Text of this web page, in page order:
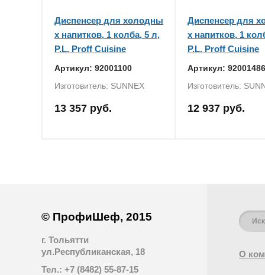
Диспенсер для холодны
х напитков, 1 колба, 5 л,
P.L. Proff Cuisine
Артикул: 92001100
Изготовитель: SUNNEX
13 357 руб.
Диспенсер для
х напитков, 1
P.L. Proff Cuisine
Артикул: 92001486
Изготовитель:
12 937 руб.
© ПрофиШеф, 2015
г. Тольятти
ул.Республиканская, 18
Тел.: +7 (8482) 55-87-15
О